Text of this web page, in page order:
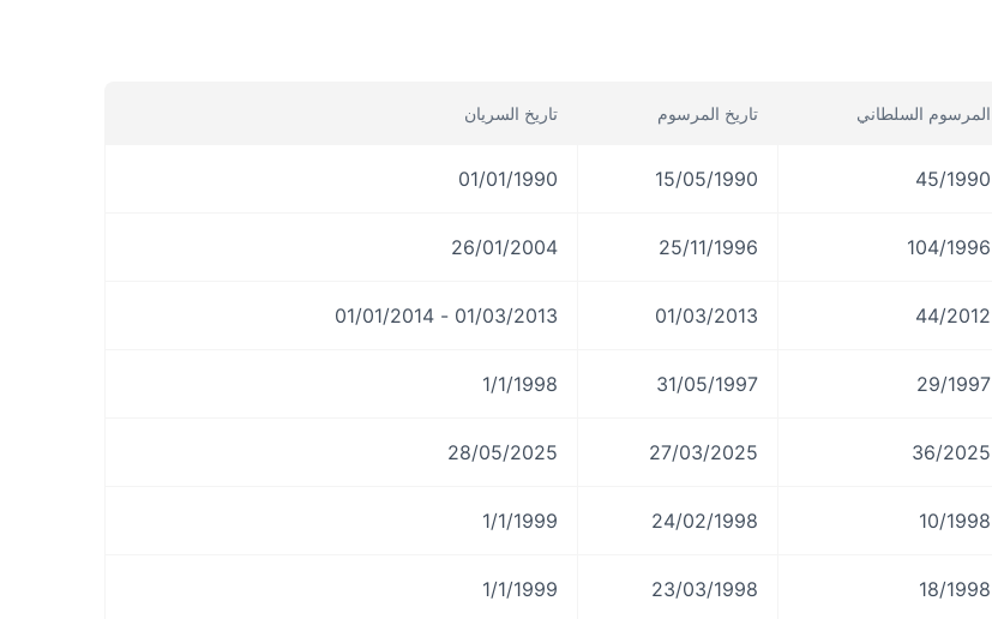
المرسوم السلطاني تاريخ المرسوم تاريخ السريان
45/1990
15/05/1990
01/01/1990
104/1996
25/11/1996
26/01/2004
44/2012
01/03/2013
01/03/2013 - 01/01/2014
29/1997
31/05/1997
1/1/1998
36/2025
27/03/2025
28/05/2025
10/1998
24/02/1998
1/1/1999
18/1998
23/03/1998
1/1/1999